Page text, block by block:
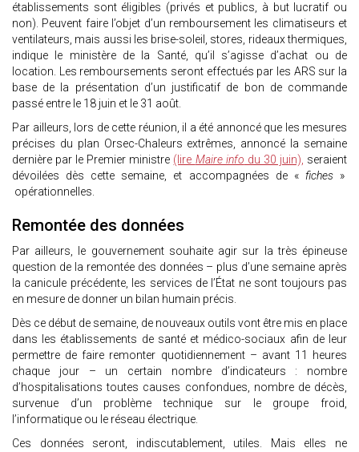
établissements sont éligibles (privés et publics, à but lucratif ou
non). Peuvent faire l’objet d’un remboursement les climatiseurs et
ventilateurs, mais aussi les brise-soleil, stores, rideaux thermiques,
indique le ministère de la Santé, qu’il s’agisse d’achat ou de
location. Les remboursements seront effectués par les ARS sur la
base de la présentation d’un justificatif de bon de commande
passé entre le 18 juin et le 31 août.
Par ailleurs, lors de cette réunion, il a été annoncé que les mesures
précises du plan Orsec-Chaleurs extrêmes, annoncé la semaine
dernière par le Premier ministre (lire Maire info du 30 juin), seraient
dévoilées dès cette semaine, et accompagnées de « fiches »
opérationnelles.
Remontée des données
Par ailleurs, le gouvernement souhaite agir sur la très épineuse
question de la remontée des données – plus d’une semaine après
la canicule précédente, les services de l’État ne sont toujours pas
en mesure de donner un bilan humain précis.
Dès ce début de semaine, de nouveaux outils vont être mis en place
dans les établissements de santé et médico-sociaux afin de leur
permettre de faire remonter quotidiennement – avant 11 heures
chaque jour – un certain nombre d’indicateurs : nombre
d’hospitalisations toutes causes confondues, nombre de décès,
survenue d’un problème technique sur le groupe froid,
l’informatique ou le réseau électrique.
Ces données seront, indiscutablement, utiles. Mais elles ne